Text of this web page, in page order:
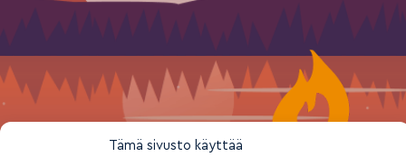
Tämä sivusto käyttää